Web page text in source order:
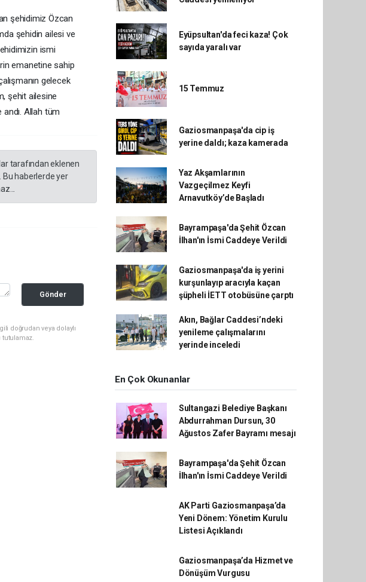
Eyüpsultan'da feci kaza! Çok
sayıda yaralı var
15 Temmuz
Gaziosmanpaşa'da cip iş
yerine daldı; kaza kamerada
Yaz Akşamlarının
Vazgeçilmez Keyfi
Arnavutköy’de Başladı
Bayrampaşa'da Şehit Özcan
İlhan'ın İsmi Caddeye Verildi
Gaziosmanpaşa'da iş yerini
kurşunlayıp aracıyla kaçan
şüpheli İETT otobüsüne çarptı
Akın, Bağlar Caddesi’ndeki
yenileme çalışmalarını
yerinde inceledi
En Çok Okunanlar
Sultangazi Belediye Başkanı
Abdurrahman Dursun, 30
Ağustos Zafer Bayramı mesajı
Bayrampaşa'da Şehit Özcan
İlhan'ın İsmi Caddeye Verildi
AK Parti Gaziosmanpaşa’da
Yeni Dönem: Yönetim Kurulu
Listesi Açıklandı
Gaziosmanpaşa’da Hizmet ve
Dönüşüm Vurgusu